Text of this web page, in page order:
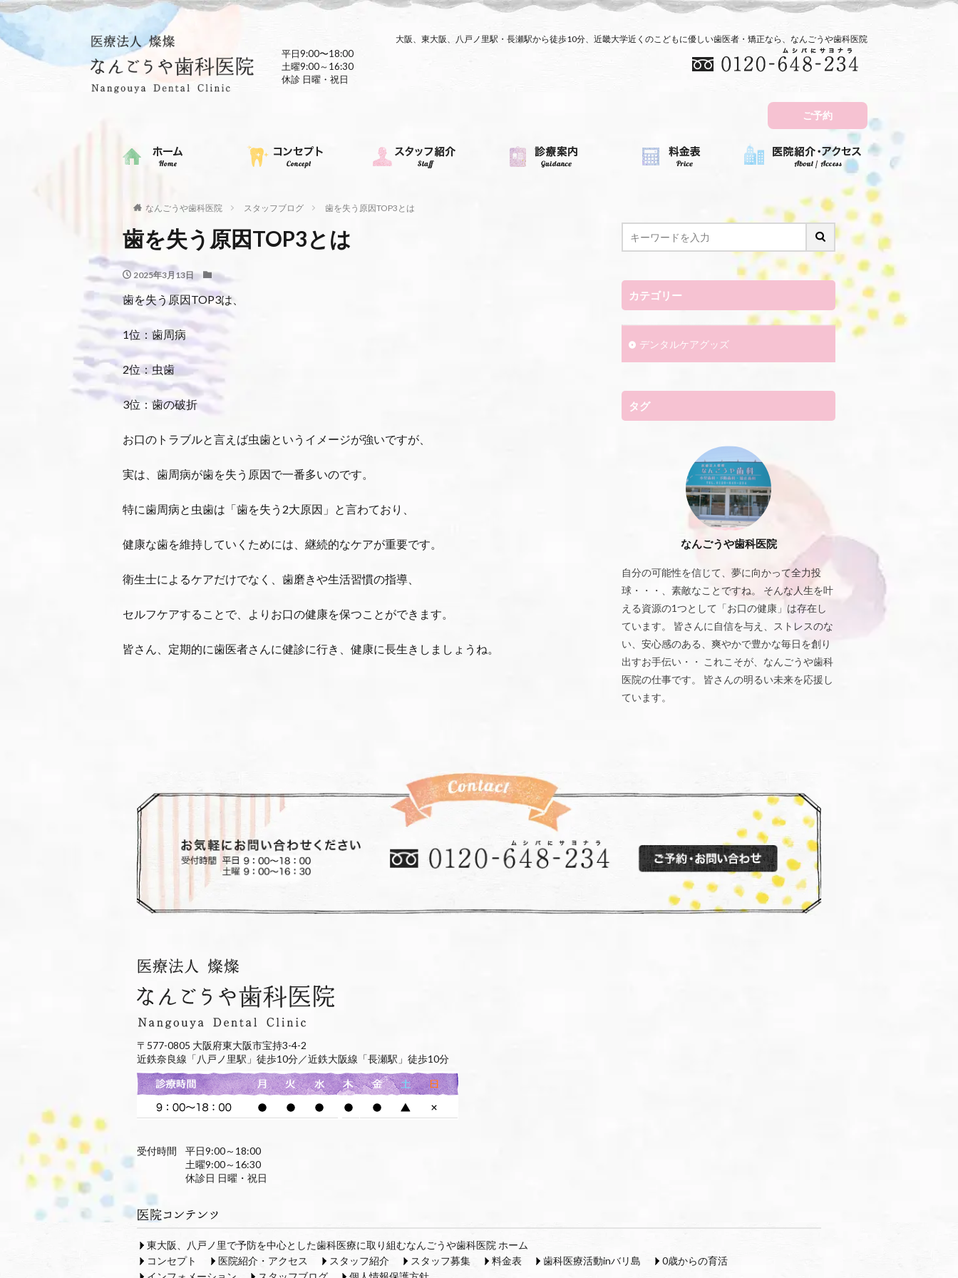
大阪、東大阪、八戸ノ里駅・長瀬駅から徒歩10分、近畿大学近くのこどもに優しい歯医者・矯正なら、なんごうや歯科医院
平日9:00〜18:00
土曜9:00～16:30
休診 日曜・祝日
ご予約
なんごうや歯科医院 スタッフブログ 歯を失う原因TOP3とは
歯を失う原因TOP3とは
2025年3月13日
歯を失う原因TOP3は、
1位：歯周病
2位：虫歯
3位：歯の破折
お口のトラブルと言えば虫歯というイメージが強いですが、
実は、歯周病が歯を失う原因で一番多いのです。
特に歯周病と虫歯は「歯を失う2大原因」と言わており、
健康な歯を維持していくためには、継続的なケアが重要です。
衛生士によるケアだけでなく、歯磨きや生活習慣の指導、
セルフケアすることで、よりお口の健康を保つことができます。
皆さん、定期的に歯医者さんに健診に行き、健康に長生きしましょうね。
カテゴリー
デンタルケアグッズ
タグ
なんごうや歯科医院
自分の可能性を信じて、夢に向かって全力投
球・・・、素敵なことですね。 そんな人生を叶
える資源の1つとして「お口の健康」は存在し
ています。 皆さんに自信を与え、ストレスのな
い、安心感のある、爽やかで豊かな毎日を創り
出すお手伝い・・ これこそが、なんごうや歯科
医院の仕事です。 皆さんの明るい未来を応援し
ています。
〒577-0805 大阪府東大阪市宝持3-4-2
近鉄奈良線「八戸ノ里駅」徒歩10分／近鉄大阪線「長瀬駅」徒歩10分
受付時間
平日9:00～18:00
土曜9:00～16:30
休診日 日曜・祝日
東大阪、八戸ノ里で予防を中心とした歯科医療に取り組むなんごうや歯科医院 ホーム
コンセプト
医院紹介・アクセス スタッフ紹介 スタッフ募集 料金表 歯科医療活動inバリ島
0歳からの育活